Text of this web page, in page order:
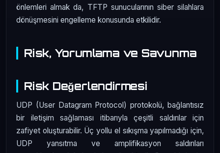
önlemleri almak da, TFTP sunucularının siber silahlara
dönüşmesini engelleme konusunda etkilidir.
Risk, Yorumlama ve Savunma
Risk Değerlendirmesi
UDP (User Datagram Protocol) protokolü, bağlantısız
bir iletişim sağlaması itibarıyla çeşitli saldırılar için
zafiyet oluşturabilir. Üç yollu el sıkışma yapılmadığı için,
UDP yansıtma ve amplifikasyon saldırıları